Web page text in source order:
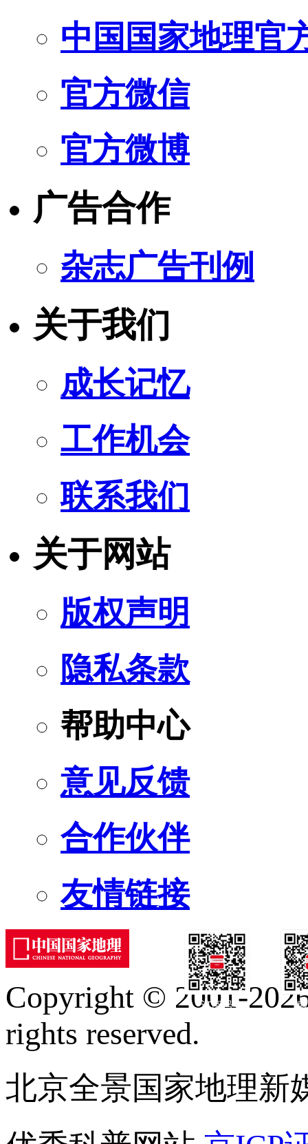
中国国家地理官
官方微信
官方微博
广告合作
杂志广告刊例
关于我们
成长记忆
工作机会
联系我们
关于网站
版权声明
隐私条款
帮助中心
意见反馈
合作伙伴
友情链接
订阅号
Copyright © 2001-
rights reserved.
北京全景国家地理新